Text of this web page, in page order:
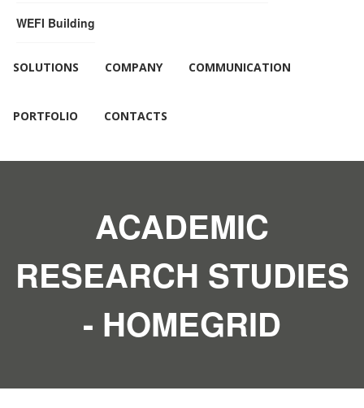
WEFI Building
SOLUTIONS COMPANY COMMUNICATION
PORTFOLIO CONTACTS
ACADEMIC
RESEARCH STUDIES
- HOMEGRID